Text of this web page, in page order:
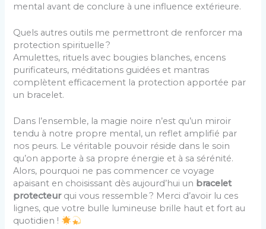
mental avant de conclure à une influence extérieure.
Quels autres outils me permettront de renforcer ma
protection spirituelle ?
Amulettes, rituels avec bougies blanches, encens
purificateurs, méditations guidées et mantras
complètent efficacement la protection apportée par
un bracelet.
Dans l’ensemble, la magie noire n’est qu’un miroir
tendu à notre propre mental, un reflet amplifié par
nos peurs. Le véritable pouvoir réside dans le soin
qu’on apporte à sa propre énergie et à sa sérénité.
Alors, pourquoi ne pas commencer ce voyage
apaisant en choisissant dès aujourd’hui un bracelet
protecteurqui vous ressemble ? Merci d’avoir lu ces
lignes, que votre bulle lumineuse brille haut et fort au
quotidien !